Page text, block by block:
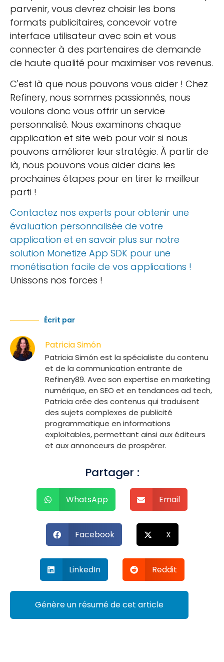
parvenir, vous devrez choisir les bons
formats publicitaires, concevoir votre
interface utilisateur avec soin et vous
connecter à des partenaires de demande
de haute qualité pour maximiser vos revenus.
C'est là que nous pouvons vous aider ! Chez
Refinery, nous sommes passionnés, nous
voulons donc vous offrir un service
personnalisé. Nous examinons chaque
application et site web pour voir si nous
pouvons améliorer leur stratégie. À partir de
là, nous pouvons vous aider dans les
prochaines étapes pour en tirer le meilleur
parti !
Contactez nos experts pour obtenir une
évaluation personnalisée de votre
application et en savoir plus sur notre
solution Monetize App SDK pour une
monétisation facile de vos applications !
Unissons nos forces !
Écrit par
Patricia Simón
Patricia Simón est la spécialiste du contenu
et de la communication entrante de
Refinery89. Avec son expertise en marketing
numérique, en SEO et en tendances ad tech,
Patricia crée des contenus qui traduisent
des sujets complexes de publicité
programmatique en informations
exploitables, permettant ainsi aux éditeurs
et aux annonceurs de prospérer.
Partager :
WhatsApp Email
Facebook X
LinkedIn Reddit
Génère un résumé de cet article